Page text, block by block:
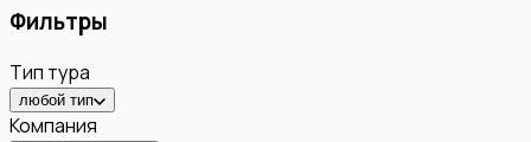
Фильтры
Тип тура
любой тип
Компания